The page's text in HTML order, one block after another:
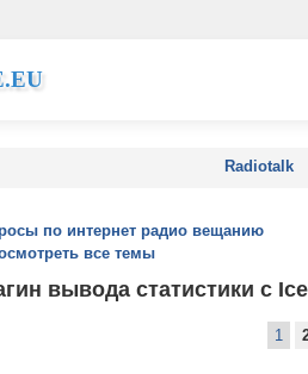
Radiotalk
по интернет радио вещанию
все темы
вывода статистики с
1